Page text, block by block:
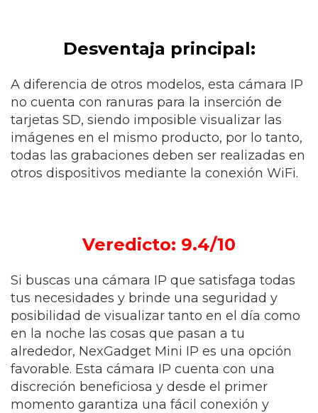
Desventaja principal:
A diferencia de otros modelos, esta cámara IP
no cuenta con ranuras para la inserción de
tarjetas SD, siendo imposible visualizar las
imágenes en el mismo producto, por lo tanto,
todas las grabaciones deben ser realizadas en
otros dispositivos mediante la conexión WiFi.
Veredicto: 9.4/10
Si buscas una cámara IP que satisfaga todas
tus necesidades y brinde una seguridad y
posibilidad de visualizar tanto en el día como
en la noche las cosas que pasan a tu
alrededor, NexGadget Mini IP es una opción
favorable. Esta cámara IP cuenta con una
discreción beneficiosa y desde el primer
momento garantiza una fácil conexión y